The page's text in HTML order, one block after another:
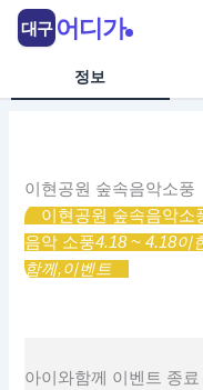
정보
이현공원 숲속음악소풍
이현공원 숲속음악소
음악 소풍4.18 ~ 4.18이
함께,이벤트
아이와함께 이벤트 종료
대구 어디가